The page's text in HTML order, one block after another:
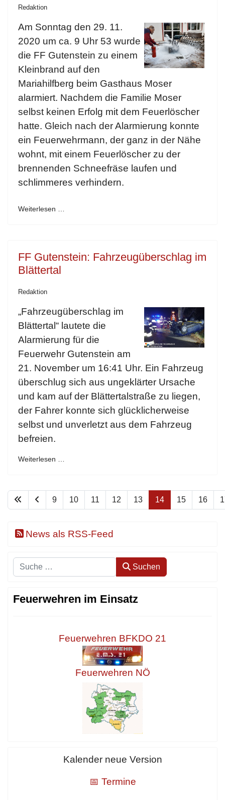
Redaktion
Am Sonntag den 29. 11.
2020 um ca. 9 Uhr 53 wurde
die FF Gutenstein zu einem
Kleinbrand auf den
Mariahilfberg beim Gasthaus Moser
alarmiert. Nachdem die Familie Moser
selbst keinen Erfolg mit dem Feuerlöscher
hatte. Gleich nach der Alarmierung konnte
ein Feuerwehrmann, der ganz in der Nähe
wohnt, mit einem Feuerlöscher zu der
brennenden Schneefräse laufen und
schlimmeres verhindern.
Weiterlesen …
FF Gutenstein: Fahrzeugüberschlag im
Blättertal
Redaktion
„Fahrzeugüberschlag im
Blättertal“ lautete die
Alarmierung für die
Feuerwehr Gutenstein am
21. November um 16:41 Uhr. Ein Fahrzeug
überschlug sich aus ungeklärter Ursache
und kam auf der Blättertalstraße zu liegen,
der Fahrer konnte sich glücklicherweise
selbst und unverletzt aus dem Fahrzeug
befreien.
Weiterlesen …
9 10 11 12 13 14 15 16
News als RSS-Feed
Suchen Suchen
Feuerwehren im Einsatz
Feuerwehren BFKDO 21
Feuerwehren NÖ
Kalender neue Version
📅 Termine